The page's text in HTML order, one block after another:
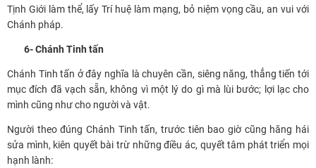
Tịnh Giới làm thể, lấy Trí huệ làm mạng, bỏ niệm vọng cầu, an vui với
Chánh pháp.
6- Chánh Tinh tấn
Chánh Tinh tấn ở đây nghĩa là chuyên cần, siêng năng, thẳng tiến tới
mục đích đã vạch sẵn, không vì một lý do gì mà lùi bước; lợi lạc cho
mình cũng như cho người và vật.
Người theo đúng Chánh Tinh tấn, trước tiên bao giờ cũng hăng hái
sửa mình, kiên quyết bài trừ những điều ác, quyết tâm phát triển mọi
hạnh lành: